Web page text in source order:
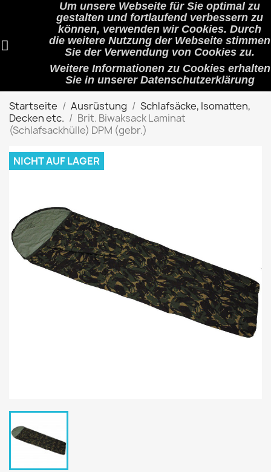
Um unsere Webseite für Sie optimal zu
gestalten und fortlaufend verbessern zu
können, verwenden wir Cookies. Durch
die weitere Nutzung der Webseite stimmen
Sie der Verwendung von Cookies zu.
Weitere Informationen zu Cookies erhalten
Sie in unserer Datenschutzerklärung
shopping_cart (0)

Startseite Ausrüstung
Schlafsäcke, Isomatten,
Decken etc.
Brit. Biwaksack Laminat
(Schlafsackhülle) DPM (gebr.)
NICHT AUF LAGER